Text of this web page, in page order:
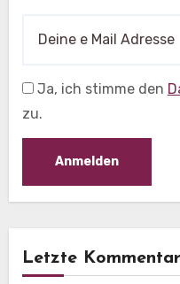
Ja, ich stimme den
zu.
Letzte